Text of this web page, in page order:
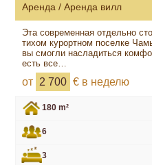
Аренда / Аренда вилл
Эта современная отдельно
тихом курортном поселке
вы смогли насладиться
есть все…
от 2 700 € в неделю
180 m²
6
3